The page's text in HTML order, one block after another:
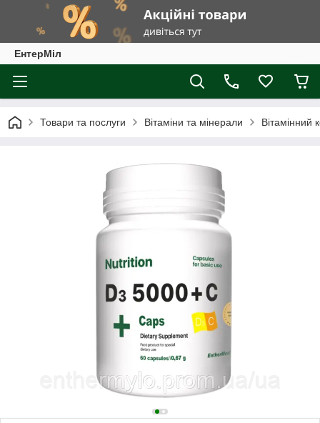
ЕнтерМіл
Товари та послуги Вітаміни та мінерали Вітамінний